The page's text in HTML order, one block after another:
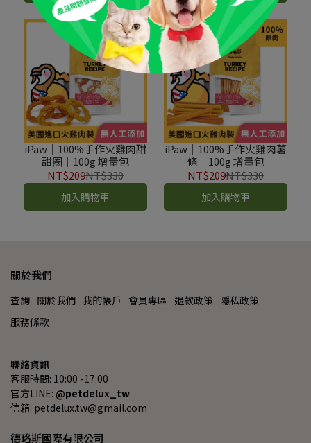
iPaw｜100%手作火雞肉甜
甜圈｜100g 增量包
NT$209NT$330
加入購物車
iPaw｜100%手作火雞肉薯
條｜100g 增量包
NT$209NT$330
加入購物車
關於我們
查詢 關於我們 我的帳戶 會員專區 退款政策 隱私政策
服務條款
聯絡資訊
客服時間: 10:00 -17:00
官方LINE: @petdelux_tw
信箱: petdelux.tw@gmail.com
德珞斯國際有限公司